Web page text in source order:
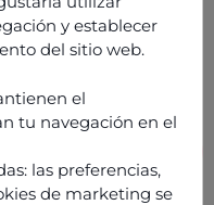
y establecer
del sitio web.
el
tu navegación en el
las preferencias,
de marketing se
inteligente y
mejor atención y